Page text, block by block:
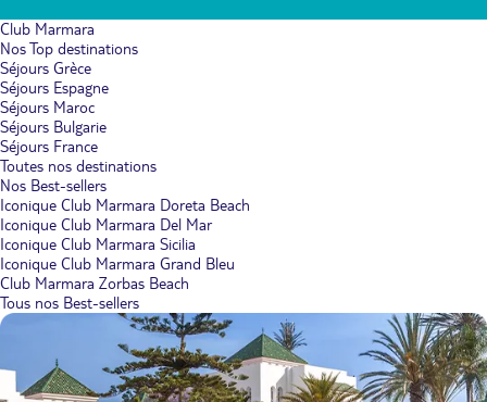
Club Marmara
Nos Top destinations
Séjours Grèce
Séjours Espagne
Séjours Maroc
Séjours Bulgarie
Séjours France
Toutes nos destinations
Nos Best-sellers
Iconique Club Marmara Doreta Beach
Iconique Club Marmara Del Mar
Iconique Club Marmara Sicilia
Iconique Club Marmara Grand Bleu
Club Marmara Zorbas Beach
Tous nos Best-sellers